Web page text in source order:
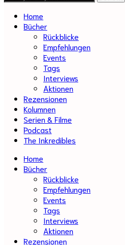
Home
Bücher
Rückblicke
Empfehlungen
Events
Tags
Interviews
Aktionen
Rezensionen
Kolumnen
Serien & Filme
Podcast
The Inkredibles
Home
Bücher
Rückblicke
Empfehlungen
Events
Tags
Interviews
Aktionen
Rezensionen